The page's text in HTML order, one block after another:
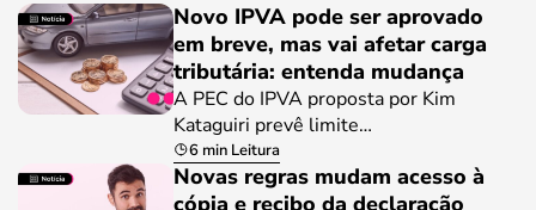
Novo IPVA pode ser aprovado
em breve, mas vai afetar carga
tributária: entenda mudança
A PEC do IPVA proposta por Kim
Kataguiri prevê limite…
6 min Leitura
Novas regras mudam acesso à
cópia e recibo da declaração